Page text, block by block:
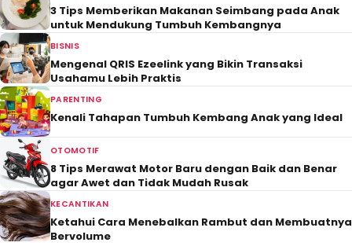
3 Tips Memberikan Makanan Seimbang pada Anak
untuk Mendukung Tumbuh Kembangnya
BISNIS
Mengenal QRIS Ezeelink yang Bikin Transaksi
Usahamu Lebih Praktis
PARENTING
Kenali Tahapan Tumbuh Kembang Anak yang Ideal
OTOMOTIF
8 Tips Merawat Motor Baru dengan Baik dan Benar
agar Awet dan Tidak Mudah Rusak
KECANTIKAN
Ketahui Cara Menebalkan Rambut dan Membuatnya
Bervolume